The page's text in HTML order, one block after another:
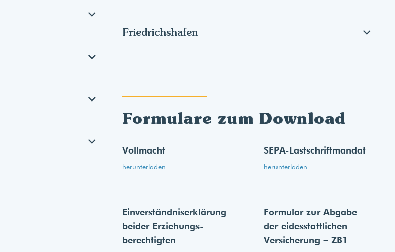
Friedrichshafen
Formulare zum Download
Vollmacht
herunterladen
SEPA-Lastschriftmandat
herunterladen
Einverständnis­erklärung
beider Erziehungs­
berechtigten
Formular zur Abgabe
der eides­stattlichen
Versicherung – ZB1